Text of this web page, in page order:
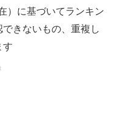
）に基づいてランキン
きないもの、重複し
す